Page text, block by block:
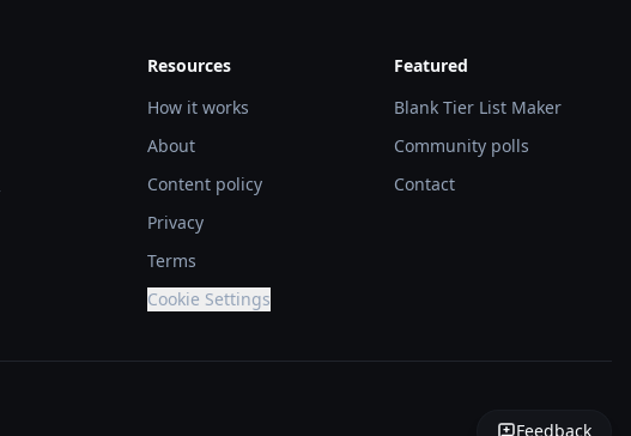
Resources
How it works
About
Content policy
Privacy
Terms
Cookie Settings
Featured
Blank Tier List Maker
Community polls
Contact
Feedback